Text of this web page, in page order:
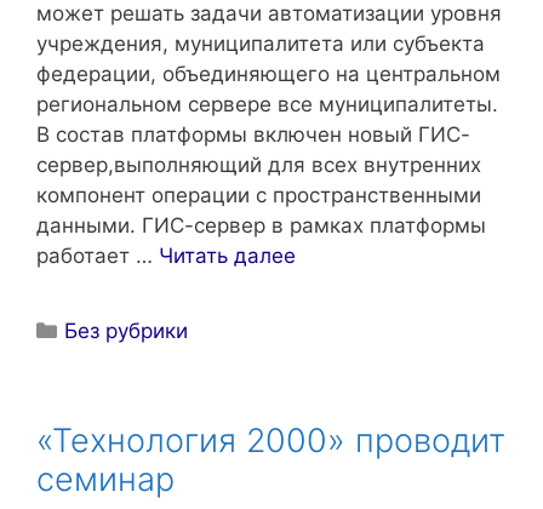
может решать задачи автоматизации уровня
учреждения, муниципалитета или субъекта
федерации, объединяющего на центральном
региональном сервере все муниципалитеты.
В состав платформы включен новый ГИС-
сервер,выполняющий для всех внутренних
компонент операции с пространственными
данными. ГИС-сервер в рамках платформы
работает … Читать далее
Рубрики
Без рубрики
«Технология 2000» проводит
семинар